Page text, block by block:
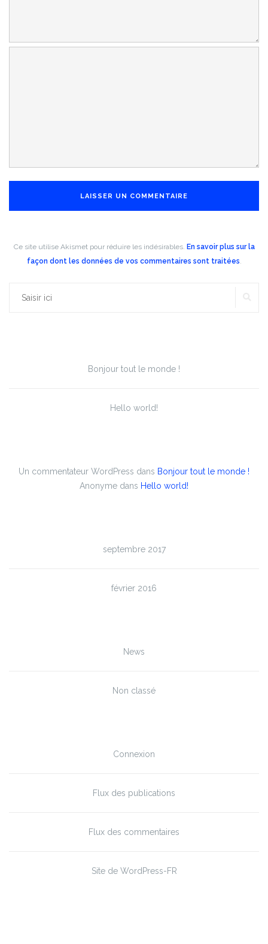
Ce site utilise Akismet pour réduire les indésirables. En savoir plus sur la
façon dont les données de vos commentaires sont traitées.
Rechercher :
Bonjour tout le monde !
Hello world!
Un commentateur WordPress dans Bonjour tout le monde !
Anonyme dans Hello world!
septembre 2017
février 2016
News
Non classé
Connexion
Flux des publications
Flux des commentaires
Site de WordPress-FR